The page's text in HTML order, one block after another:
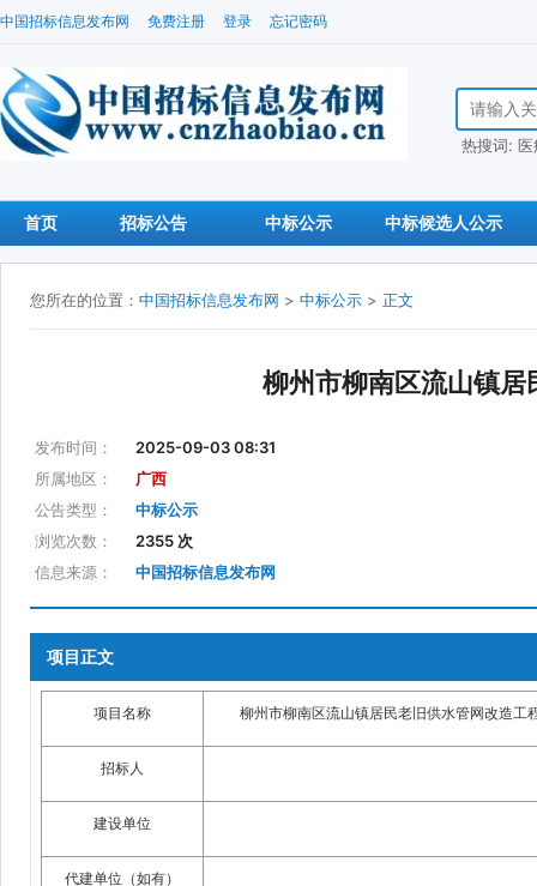
中国招标信息发布网 免费注册 登录 忘记密码
搜索招标信
热搜词:
首页 招标公告 中标公示 中标候选人公示
您所在的位置： 中国招标信息发布网 > 中标公示 > 正文
柳州市柳南区流山镇
发布时间：
2025-09-03 08:31
所属地区：
广西
公告类型：
中标公示
浏览次数：
2355 次
信息来源：
中国招标信息发布网
项目正文